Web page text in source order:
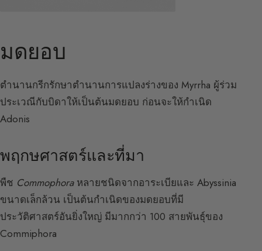
มดยอบ
ตำนานกรีกรักษาตำนานการแปลงร่างของ Myrrha ผู้ร่วม
ประเวณีกับบิดาให้เป็นต้นมดยอบ ก่อนจะให้กำเนิด
Adonis
พฤกษศาสตร์และที่มา
พืช Commophoraหลายชนิดจากอาระเบียและ Abyssinia
ขนาดเล็กล้วน เป็นต้นกำเนิดของมดยอบที่มี
ประวัติศาสตร์อันยิ่งใหญ่ มีมากกว่า 100 สายพันธุ์ของ
Commiphora